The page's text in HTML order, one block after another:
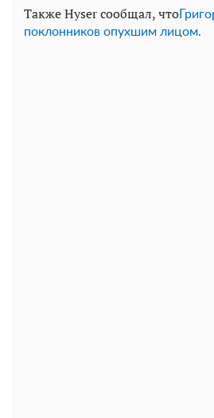
Также Hyser сообщал, что
поклонников опухшим лицом.